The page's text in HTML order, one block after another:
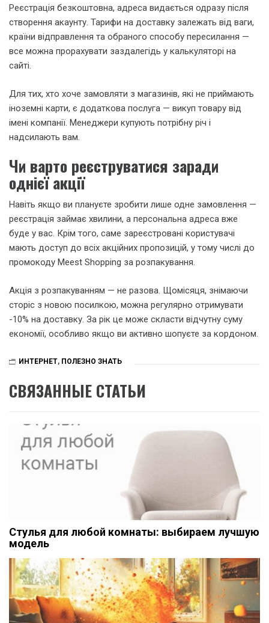
Реєстрація безкоштовна, адреса видається одразу після
створення акаунту. Тарифи на доставку залежать від ваги,
країни відправлення та обраного способу пересилання —
все можна прорахувати заздалегідь у калькуляторі на
сайті.
Для тих, хто хоче замовляти з магазинів, які не приймають
іноземні карти, є додаткова послуга — викуп товару від
імені компанії. Менеджери купують потрібну річ і
надсилають вам.
Чи варто реєструватися заради
однієї акції
Навіть якщо ви плануєте зробити лише одне замовлення —
реєстрація займає хвилини, а персональна адреса вже
буде у вас. Крім того, саме зареєстровані користувачі
мають доступ до всіх акційних пропозицій, у тому числі до
промокоду Meest Shopping за розпакування.
Акція з розпакуванням — не разова. Щомісяця, знімаючи
сторіс з новою посилкою, можна регулярно отримувати
-10% на доставку. За рік це може скласти відчутну суму
економії, особливо якщо ви активно шопуєте за кордоном.
ИНТЕРНЕТ, ПОЛЕЗНО ЗНАТЬ
СВЯЗАННЫЕ СТАТЬИ
Стулья для любой комнаты: выбираем лучшую
модель